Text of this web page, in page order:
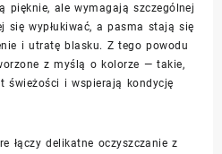
pięknie, ale wymagają szczególnej
się wypłukiwać, a pasma stają się
i utratę blasku. Z tego powodu
z myślą o kolorze — takie,
świeżości i wspierają kondycję
łączy delikatne oczyszczanie z